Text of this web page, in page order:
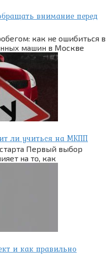
внимание перед
как не ошибиться в
машин в Москве
ли учиться на МКПП
Первый выбор
на то, как
и как правильно